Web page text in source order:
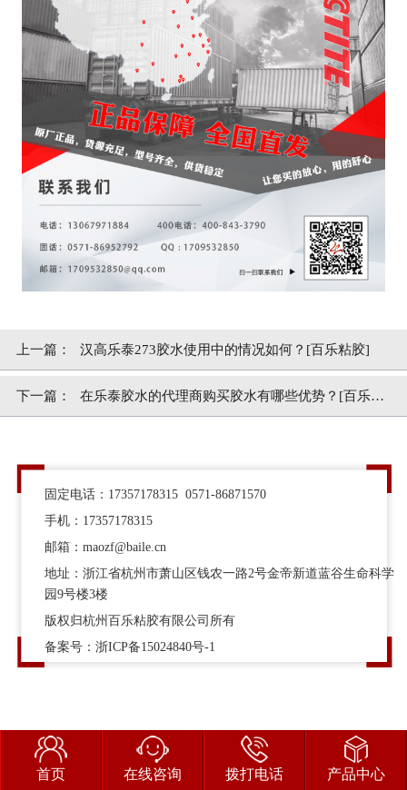
上一篇： 汉高乐泰273胶水使用中的情况如何？[百乐粘胶]
下一篇： 在乐泰胶水的代理商购买胶水有哪些优势？[百乐粘
固定电话：17357178315 0571-86871570
手机：17357178315
邮箱：maozf@baile.cn
地址：浙江省杭州市萧山区钱农一路2号金帝新道蓝谷生命科学
园9号楼3楼
版权归杭州百乐粘胶有限公司所有
备案号：浙ICP备15024840号-1
首页 在线咨询 拨打电话 产品中心